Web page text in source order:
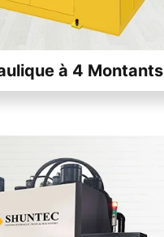
à 4 Montants